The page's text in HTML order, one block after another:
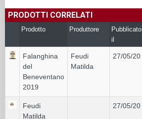
PRODOTTI CORRELATI
Prodotto Produttore
Pubblicato
il
Falanghina
del
Beneventano
2019
Feudi
Matilda
27/05/20
Feudi
Matilda
27/05/20